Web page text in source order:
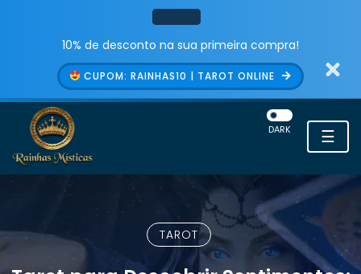
10% de desconto na sua primeira compra!
CUPOM: RAINHAS10 | TAROT ONLINE
☰
DARK
TAROT